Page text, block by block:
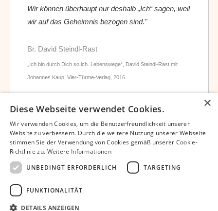
Wir können überhaupt nur deshalb „Ich“ sagen, weil
wir auf das Geheimnis bezogen sind."
Br. David Steindl-Rast
„Ich bin durch Dich so ich. Lebenswege“, David Steindl-Rast mit
Johannes Kaup, Vier-Türme-Verlag, 2016
Datenschutz Impressum
Bibliothek – David Steindl-Rast OSB
Bruder David Chatbot
Newsletter
Dankbar-leben.org © 2024 | Europäisches Netzwerk Dankbar leben |
×
Diese Webseite verwendet Cookies.
Wir verwenden Cookies, um die Benutzerfreundlichkeit unserer
Website zu verbessern. Durch die weitere Nutzung unserer Webseite
stimmen Sie der Verwendung von Cookies gemäß unserer Cookie-
Richtlinie zu. Weitere Informationen
UNBEDINGT ERFORDERLICH
TARGETING
FUNKTIONALITÄT
DETAILS ANZEIGEN